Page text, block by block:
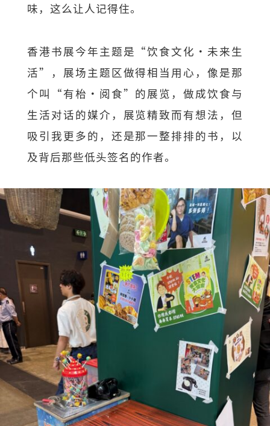
味，这么让人记得住。
香港书展今年主题是“饮食文化・未来生
活”，展场主题区做得相当用心，像是那
个叫“有枱・阅食”的展览，做成饮食与
生活对话的媒介，展览精致而有想法，但
吸引我更多的，还是那一整排排的书，以
及背后那些低头签名的作者。